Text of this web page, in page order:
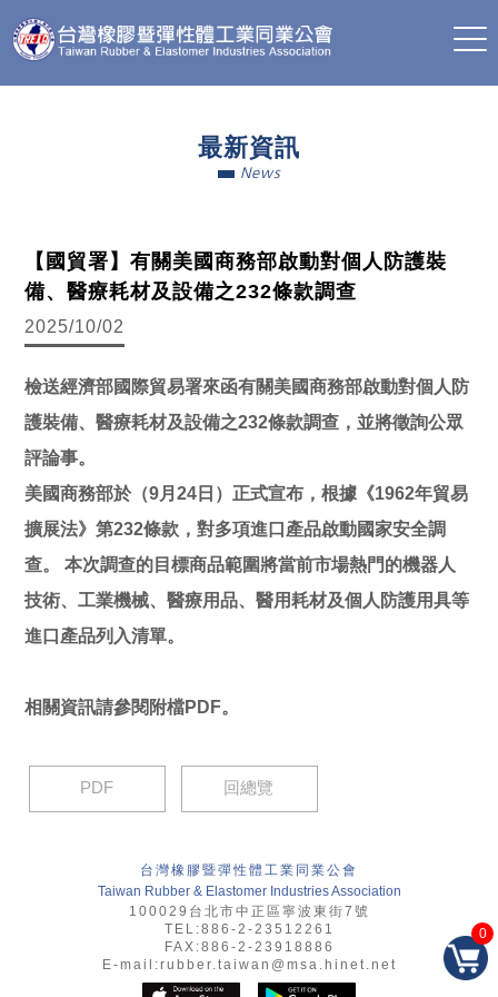
最新資訊
News
【國貿署】有關美國商務部啟動對個人防護裝
備、醫療耗材及設備之232條款調查
2025/10/02
檢送經濟部國際貿易署來函有關美國商務部啟動對個人防
護裝備、醫療耗材及設備之232條款調查，並將徵詢公眾
評論事。
美國商務部於（9月24日）正式宣布，根據《1962年貿易
擴展法》第232條款，對多項進口產品啟動國家安全調
查。 本次調查的目標商品範圍將當前市場熱門的機器人
技術、工業機械、醫療用品、醫用耗材及個人防護用具等
進口產品列入清單。
相關資訊請參閱附檔PDF。
PDF 回總覽
台灣橡膠暨彈性體工業同業公會
Taiwan Rubber & Elastomer Industries Association
100029台北市中正區寧波東街7號
TEL:886-2-23512261
FAX:886-2-23918886
E-mail:rubber.taiwan@msa.hinet.net
0